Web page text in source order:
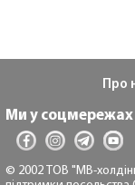
Про
Ми у соцмережах
© 2002 ТОВ "МВ-